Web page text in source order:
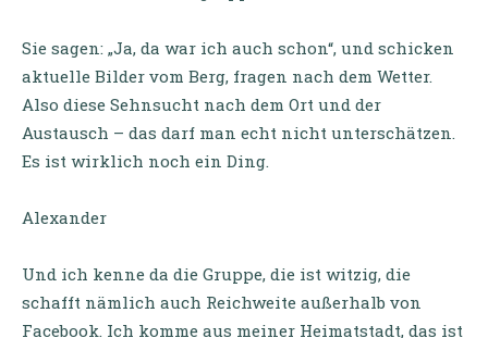
Sie sagen: „Ja, da war ich auch schon“, und schicken
aktuelle Bilder vom Berg, fragen nach dem Wetter.
Also diese Sehnsucht nach dem Ort und der
Austausch – das darf man echt nicht unterschätzen.
Es ist wirklich noch ein Ding.
Alexander
Und ich kenne da die Gruppe, die ist witzig, die
schafft nämlich auch Reichweite außerhalb von
Facebook. Ich komme aus meiner Heimatstadt, das ist